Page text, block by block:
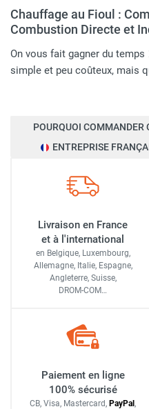
Chauffage au Fioul :
Combustion Directe et
On vous fait gagner du
simple et peu coûteux, mais
POURQUOI COMMANDER
ENTREPRISE
Livraison en France
et à l'international
en Belgique, Luxembourg,
Allemagne, Italie, Espagne,
Angleterre, Suisse,
DROM-COM…
Paiement en ligne
100% sécurisé
CB, Visa, Mastercard, PayPal ,